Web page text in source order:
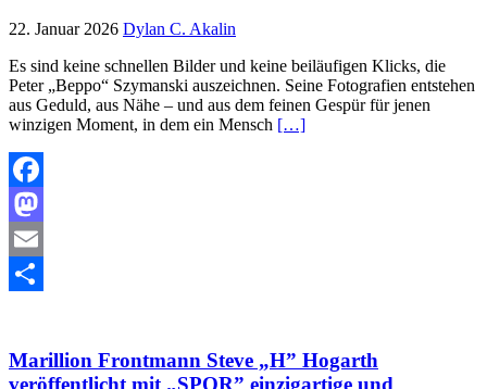
22. Januar 2026 Dylan C. Akalin
Es sind keine schnellen Bilder und keine beiläufigen Klicks, die
Peter „Beppo“ Szymanski auszeichnen. Seine Fotografien entstehen
aus Geduld, aus Nähe – und aus dem feinen Gespür für jenen
winzigen Moment, in dem ein Mensch […]
Facebook
Mastodon
Email
Marillion Frontmann Steve „H” Hogarth
veröffentlicht mit „SPQR” einzigartige und